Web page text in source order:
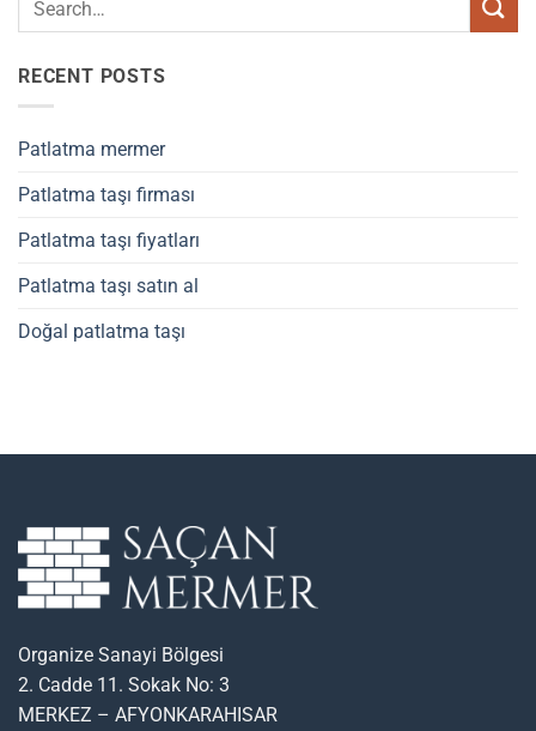
RECENT POSTS
Patlatma mermer
Patlatma taşı firması
Patlatma taşı fiyatları
Patlatma taşı satın al
Doğal patlatma taşı
Organize Sanayi Bölgesi
2. Cadde 11. Sokak No: 3
MERKEZ – AFYONKARAHISAR